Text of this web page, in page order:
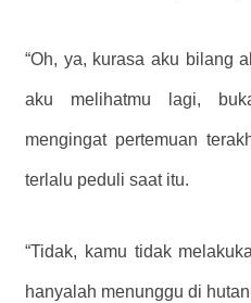
“Oh, ya, kurasa aku bilang
aku melihatmu lagi,
mengingat pertemuan
terlalu peduli saat itu.
“Tidak, kamu tidak
hanyalah menunggu di